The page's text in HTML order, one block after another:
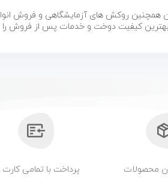
روکش های آزمایشگاهی و فروش
بهترین کیفیت دوخت و خدمات پس از فروش را
محصولات پرداخت با تمامی کارت